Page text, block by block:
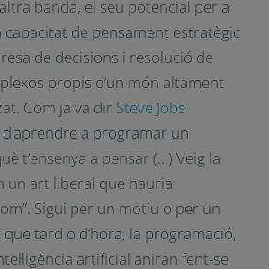
dos criteris que donen suport
“pensament computacional”
D’una banda, tenim la
d’aquesta competència en les
i l’augment d’oportunitats
noves generacions que la
banda, el seu potencial per
capacitat de pensament

de Privacidad
el boletín informativo de Impuls Educació